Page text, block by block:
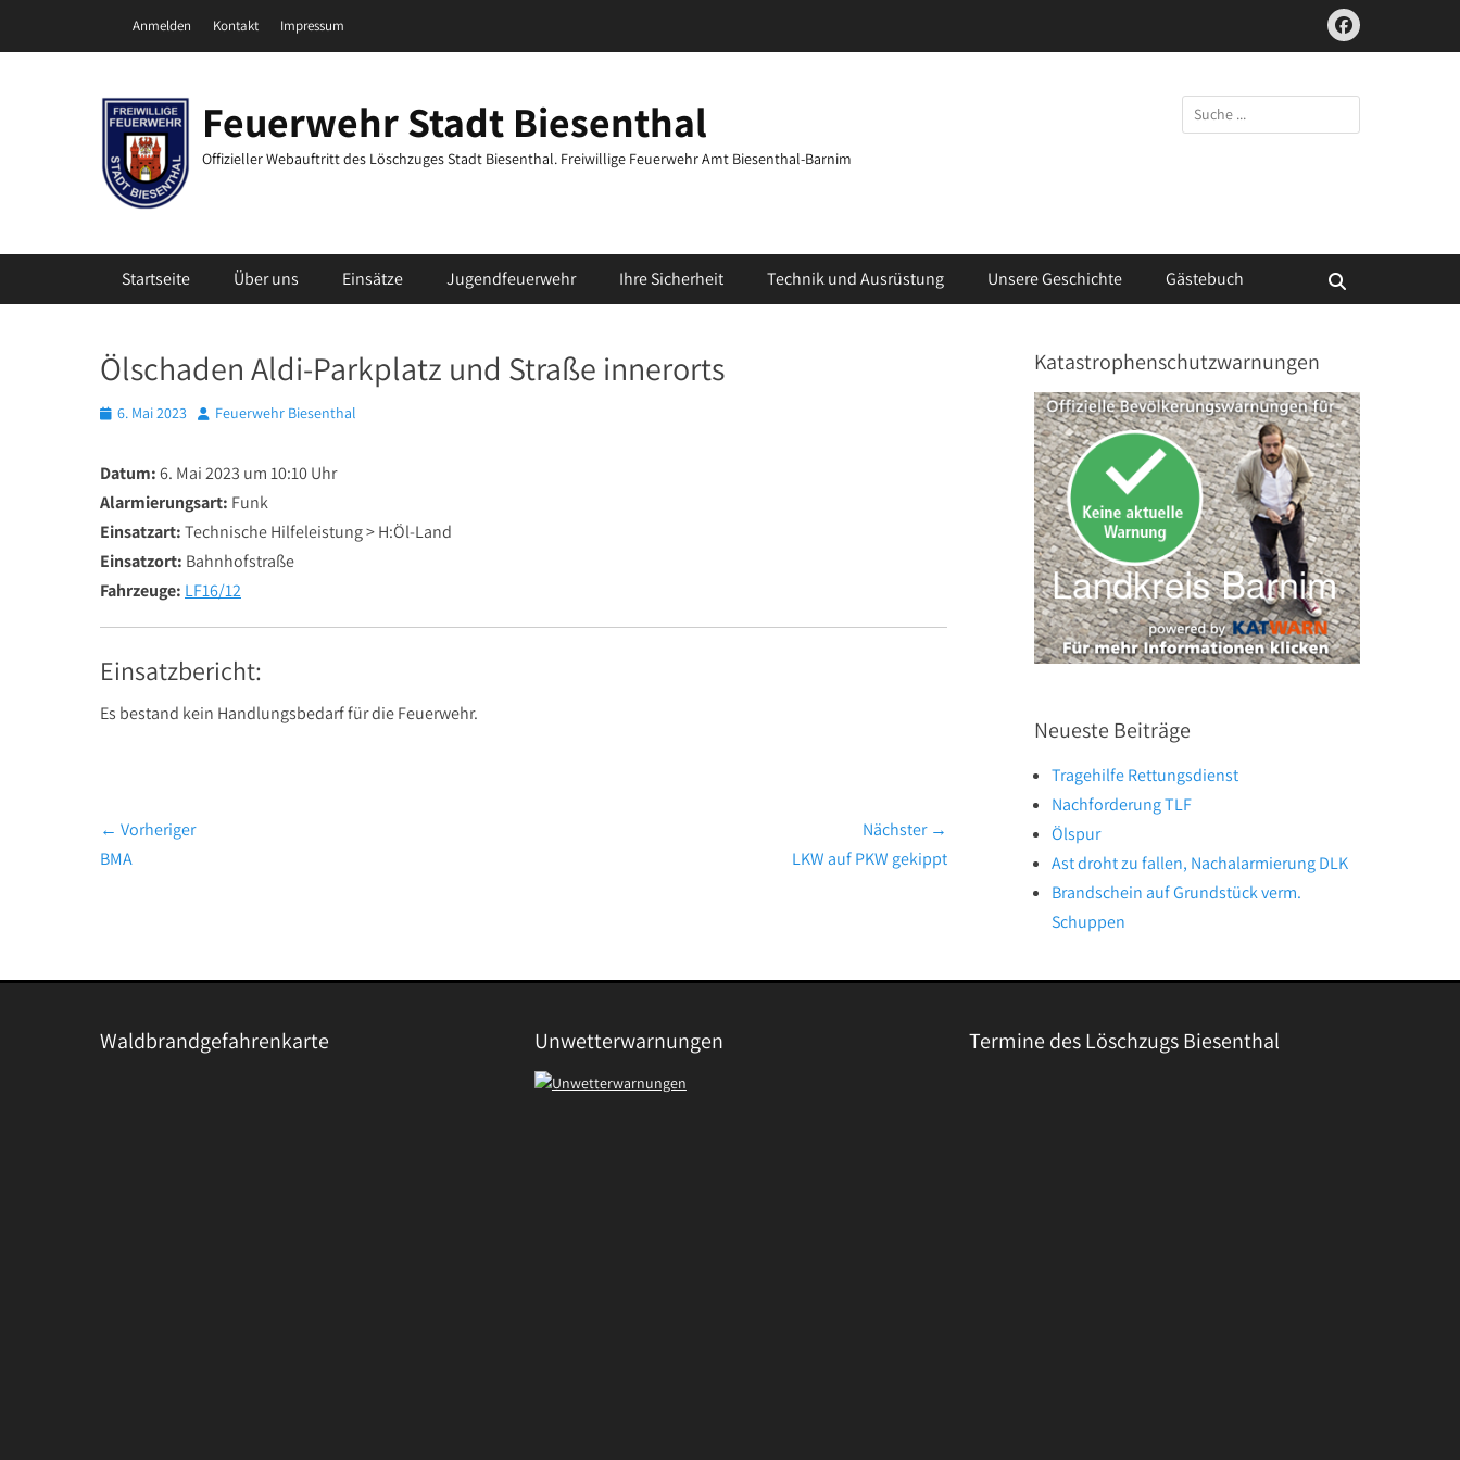
Header Top Menu
Anmelden Kontakt Impressum Facebook
Feuerwehr Stadt Biesenthal
Offizieller Webauftritt des Löschzuges Stadt Biesenthal. Freiwillige Feuerwehr Amt Biesenthal-Barnim
Suchen
nach:
Primäres Menü
Startseite Über uns Einsätze Jugendfeuerwehr Ihre Sicherheit Technik und Ausrüstung Unsere Geschichte Gästebuch
Ölschaden Aldi-Parkplatz und Straße innerorts
Posted
6. Mai 2023 AutorFeuerwehr Biesenthal
Datum:6. Mai 2023 um 10:10 Uhr
Alarmierungsart: Funk
Einsatzart:Technische Hilfeleistung > H:Öl-Land
Einsatzort: Bahnhofstraße
Fahrzeuge: LF16/12
Einsatzbericht:
Es bestand kein Handlungsbedarf für die Feuerwehr.
Beitragsnavigation
← Vorheriger
Vorheriger
BMA
Nächster →
LKW auf PKW gekippt
Katastrophenschutzwarnungen
Neueste Beiträge
Tragehilfe Rettungsdienst
Nachforderung TLF
Ölspur
Ast droht zu fallen, Nachalarmierung DLK
Brandschein auf Grundstück verm.
Schuppen
Waldbrandgefahrenkarte Unwetterwarnungen Termine des Löschzugs Biesenthal